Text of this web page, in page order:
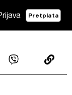
Pretplata